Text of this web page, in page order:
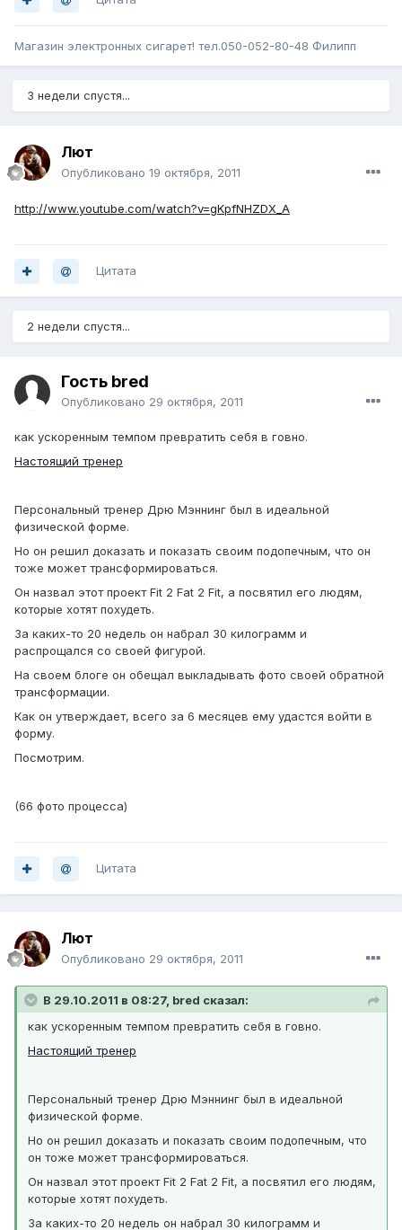
Магазин электронных сигарет! тел.050-052-80-48 Филипп
3 недели спустя...
Лют
Опубликовано 19 октября, 2011
http://www.youtube.com/watch?v=gKpfNHZDX_A
Цитата
2 недели спустя...
Гость bred
Опубликовано 29 октября, 2011
как ускоренным темпом превратить себя в говно.
Настоящий тренер
Персональный тренер Дрю Мэннинг был в идеальной
физической форме.
Но он решил доказать и показать своим подопечным, что он
тоже может трансформироваться.
Он назвал этот проект Fit 2 Fat 2 Fit, а посвятил его людям,
которые хотят похудеть.
За каких-то 20 недель он набрал 30 килограмм и
распрощался со своей фигурой.
На своем блоге он обещал выкладывать фото своей обратной
трансформации.
Как он утверждает, всего за 6 месяцев ему удастся войти в
форму.
Посмотрим.
(66 фото процесса)
Цитата
Лют
Опубликовано 29 октября, 2011
В 29.10.2011 в 08:27, bred сказал:
как ускоренным темпом превратить себя в говно.
Настоящий тренер
Персональный тренер Дрю Мэннинг был в идеальной
физической форме.
Но он решил доказать и показать своим подопечным, что
он тоже может трансформироваться.
Он назвал этот проект Fit 2 Fat 2 Fit, а посвятил его людям,
которые хотят похудеть.
За каких-то 20 недель он набрал 30 килограмм и